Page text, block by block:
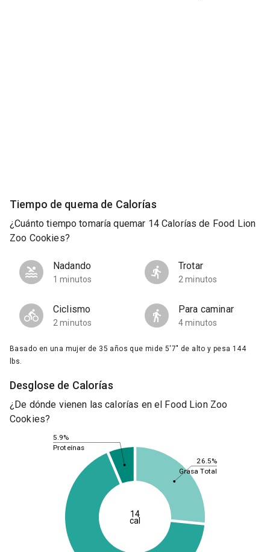
Tiempo de quema de Calorías
¿Cuánto tiempo tomaría quemar 14 Calorías de Food Lion
Zoo Cookies?
Nadando
1 minutos
Trotar
2 minutos
Ciclismo
2 minutos
Para caminar
4 minutos
Basado en una mujer de 35 años que mide 5'7" de alto y pesa 144
lbs.
Desglose de Calorías
¿De dónde vienen las calorías en el Food Lion Zoo
Cookies?
26.5%
5.9%
Grasa Total
Proteínas
14
cal